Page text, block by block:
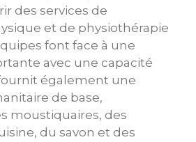
des services de
et de physiothérapie
font face à une
avec une capacité
fournit également une
de base,
moustiquaires, des
du savon et des